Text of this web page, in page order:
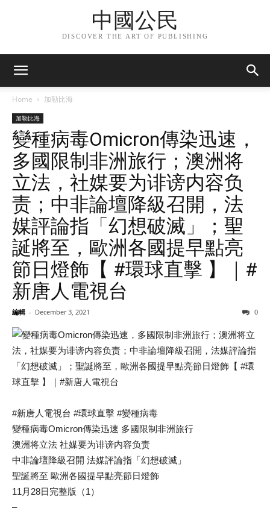
中國公民
DISCOVER THE ART OF PUBLISHING
Home 加勒比海
加勒比海
變種病毒Omicron傳染迅速，
多國限制非洲旅行；澳洲将
立法，社媒要为诽谤内容负
责；中非論壇降級召開，法
媒評論指「幻想破滅」；聖
誕將至，歐洲各國提早點亮
節日燈飾【 #環球直擊 】｜#
新唐人電視台
編輯 - December 3, 2021 0
#新唐人電視台 #環球直擊 #變種病毒
變種病毒Omicron傳染迅速 多國限制非洲旅行
澳洲将立法 社媒要为诽谤内容负责
中非論壇降級召開 法媒評論指「幻想破滅」
聖誕將至 歐洲各國提早點亮節日燈飾
11月28日完整版（1）
–